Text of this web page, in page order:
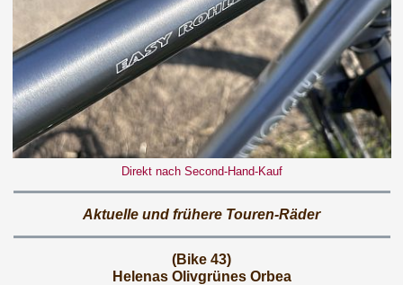
Direkt nach Second-Hand-Kauf
Aktuelle und frühere Touren-Räder
(Bike 43)
Helenas Olivgrünes Orbea